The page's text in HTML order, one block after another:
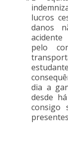
lucros
danos
acidente
pelo
dia a
desde
consigo